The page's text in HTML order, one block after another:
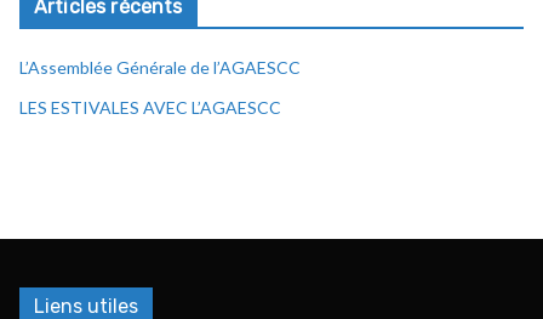
Articles récents
L’Assemblée Générale de l’AGAESCC
LES ESTIVALES AVEC L’AGAESCC
Liens utiles